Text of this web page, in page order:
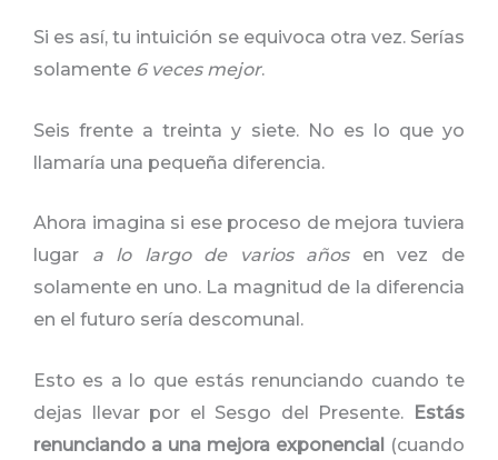
Si es así, tu intuición se equivoca otra vez. Serías
solamente 6 veces mejor.
Seis frente a treinta y siete. No es lo que yo
llamaría una pequeña diferencia.
Ahora imagina si ese proceso de mejora tuviera
lugar a lo largo de varios añosen vez de
solamente en uno. La magnitud de la diferencia
en el futuro sería descomunal.
Esto es a lo que estás renunciando cuando te
dejas llevar por el Sesgo del Presente. Estás
renunciando a una mejora exponencial (cuando